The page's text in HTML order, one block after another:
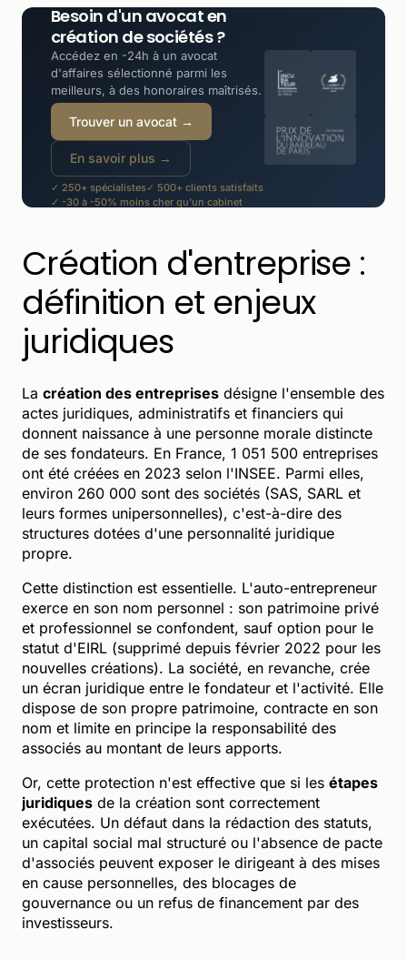
Besoin d'un avocat en
création de sociétés ?
Accédez en -24h à un avocat
d'affaires sélectionné parmi les
meilleurs, à des honoraires maîtrisés.
Trouver un avocat →
En savoir plus →
✓ 250+ spécialistes✓ 500+ clients satisfaits
✓ -30 à -50% moins cher qu'un cabinet
Création d'entreprise :
définition et enjeux
juridiques
La création des entreprises désigne l'ensemble des
actes juridiques, administratifs et financiers qui
donnent naissance à une personne morale distincte
de ses fondateurs. En France, 1 051 500 entreprises
ont été créées en 2023 selon l'INSEE. Parmi elles,
environ 260 000 sont des sociétés (SAS, SARL et
leurs formes unipersonnelles), c'est-à-dire des
structures dotées d'une personnalité juridique
propre.
Cette distinction est essentielle. L'auto-entrepreneur
exerce en son nom personnel : son patrimoine privé
et professionnel se confondent, sauf option pour le
statut d'EIRL (supprimé depuis février 2022 pour les
nouvelles créations). La société, en revanche, crée
un écran juridique entre le fondateur et l'activité. Elle
dispose de son propre patrimoine, contracte en son
nom et limite en principe la responsabilité des
associés au montant de leurs apports.
Or, cette protection n'est effective que si les étapes
juridiques de la création sont correctement
exécutées. Un défaut dans la rédaction des statuts,
un capital social mal structuré ou l'absence de pacte
d'associés peuvent exposer le dirigeant à des mises
en cause personnelles, des blocages de
gouvernance ou un refus de financement par des
investisseurs.